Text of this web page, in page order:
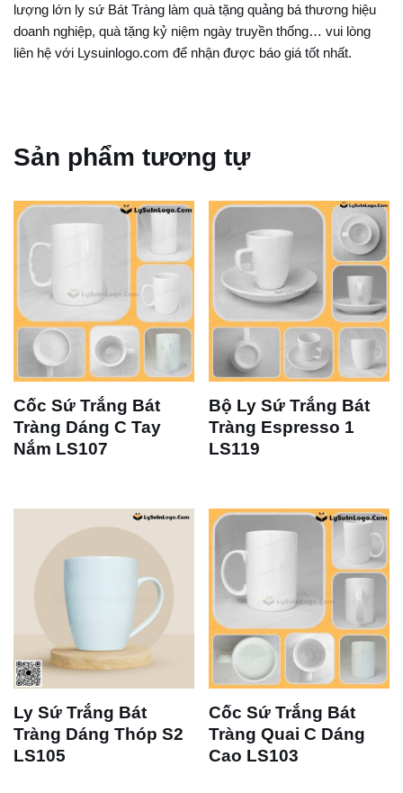
lượng lớn ly sứ Bát Tràng làm quà tặng quảng bá thương hiệu
doanh nghiệp, quà tặng kỷ niệm ngày truyền thống… vui lòng
liên hệ với Lysuinlogo.com để nhận được báo giá tốt nhất.
Sản phẩm tương tự
Cốc Sứ Trắng Bát
Tràng Dáng C Tay
Nắm LS107
Bộ Ly Sứ Trắng Bát
Tràng Espresso 1
LS119
Ly Sứ Trắng Bát
Tràng Dáng Thóp S2
LS105
Cốc Sứ Trắng Bát
Tràng Quai C Dáng
Cao LS103